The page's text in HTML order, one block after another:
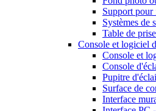
Support
Systèmes de
Table de
Console et logiciel
Console et
Console
Pupitre
Surface de
Interface